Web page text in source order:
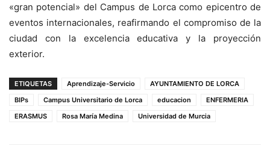
«gran potencial» del Campus de Lorca como epicentro de
eventos internacionales, reafirmando el compromiso de la
ciudad con la excelencia educativa y la proyección
exterior.
ETIQUETAS Aprendizaje-Servicio
AYUNTAMIENTO DE LORCA
BIPs
Campus Universitario de Lorca educacion
ENFERMERIA
ERASMUS
Rosa María Medina Universidad de Murcia